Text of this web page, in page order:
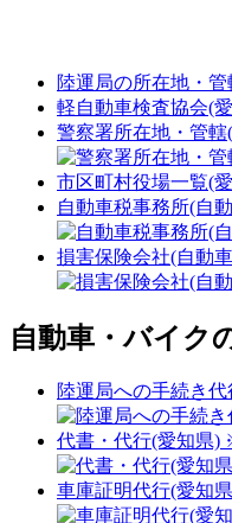
陸運局の所在地・
軽自動車検査協会(
警察署所在地・管轄
市区町村役場一覧(
自動車税事務所(自
損害保険会社(自動
自動車・バイク
陸運局への手続き
代書・代行(愛知県)
車庫証明代行(愛知